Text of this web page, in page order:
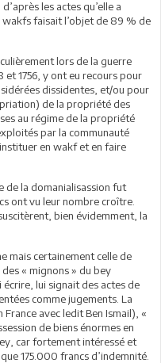
les actes qu’elle a
wakfs faisait l’objet de 89 % de
lors de la guerre
et 1756, y ont eu recours pour
dissidentes, et/ou pour
de la propriété des
au régime de la propriété
par la communauté
en wakf et en faire
de la domanialisassion fut
ont vu leur nombre croître.
bien évidemment, la
mais certainement celle de
« mignons » du bey
lui signait des actes de
comme jugements. La
avec ledit Ben Ismail), «
de biens énormes en
car fortement intéressé et
175.000 francs d’indemnité.